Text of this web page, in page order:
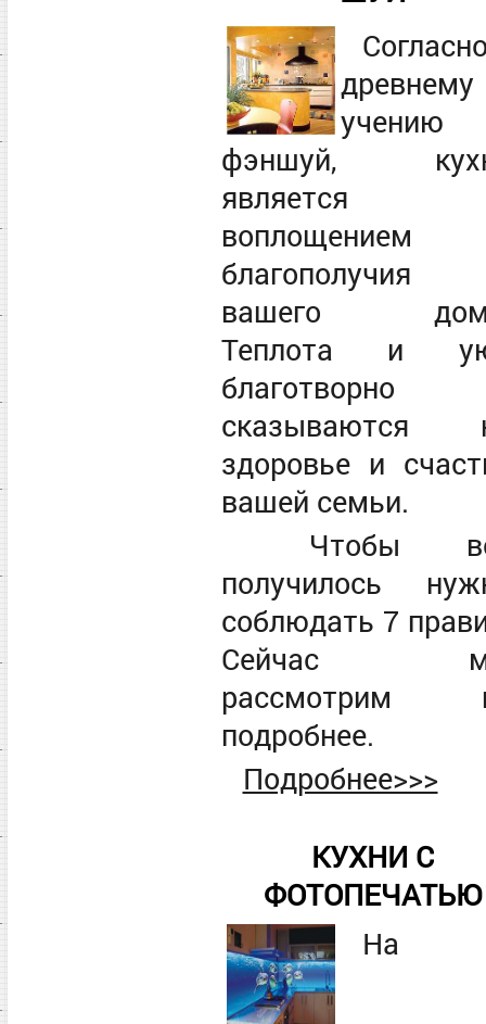
древнему
учению
фэншуй,
является
воплощением
благополучия
вашего
Теплота и
благотворно
сказываются
здоровье и
вашей семьи.
Чтобы
получилось
соблюдать 7
Сейчас
рассмотрим
подробнее.
Подробнее>>>
КУХНИ С
ФОТОПЕЧАТЬЮ
На